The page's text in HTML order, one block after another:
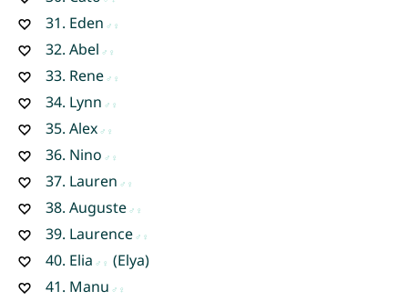
31. Eden
32. Abel
33. Rene
34. Lynn
35. Alex
36. Nino
37. Lauren
38. Auguste
39. Laurence
40. Elia
(Elya)
41. Manu